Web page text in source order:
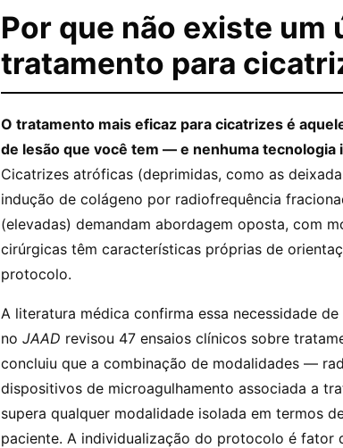
Por que não existe um
tratamento para
O tratamento mais eficaz para cicatrizes é
de lesão que você tem — e nenhuma tecnologia
Cicatrizes atróficas (deprimidas, como as
indução de colágeno por radiofrequência
(elevadas) demandam abordagem oposta, com
cirúrgicas têm características próprias de
protocolo.
A literatura médica confirma essa necessidade
no JAAD revisou 47 ensaios clínicos sobre
concluiu que a combinação de modalidades —
dispositivos de microagulhamento associada a
supera qualquer modalidade isolada em termos
paciente. A individualização do protocolo é fator